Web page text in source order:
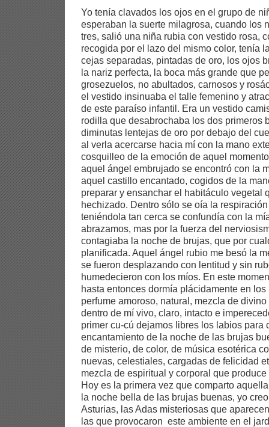
Yo tenía clavados los ojos en el grupo de
esperaban la suerte milagrosa, cuando los
tres, salió una niña rubia con vestido rosa,
recogida por el lazo del mismo color, tenía
cejas separadas, pintadas de oro, los ojos
la nariz perfecta, la boca más grande que
grosezuelos, no abultados, carnosos y
el vestido insinuaba el talle femenino y
de este paraíso infantil. Era un vestido
rodilla que desabrochaba los dos primeros
diminutas lentejas de oro por debajo del
al verla acercarse hacia mí con la mano
cosquilleo de la emoción de aquel
aquel ángel embrujado se encontró con la
aquel castillo encantado, cogidos de la
preparar y ensanchar el habitáculo vegetal
hechizado. Dentro sólo se oía la
teniéndola tan cerca se confundía con la
abrazamos, mas por la fuerza del
contagiaba la noche de brujas, que por
planificada. Aquel ángel rubio me besó la
se fueron desplazando con lentitud y sin
humedecieron con los míos. En este
hasta entonces dormía plácidamente en
perfume amoroso, natural, mezcla de
dentro de mí vivo, claro, intacto e
primer cu-cú dejamos libres los labios para
encantamiento de la noche de las brujas
de misterio, de color, de música esotérica
nuevas, celestiales, cargadas de felicidad
mezcla de espiritual y corporal que produce
Hoy es la primera vez que comparto
la noche bella de las brujas buenas, yo
Asturias, las Adas misteriosas que
las que provocaron este ambiente en el